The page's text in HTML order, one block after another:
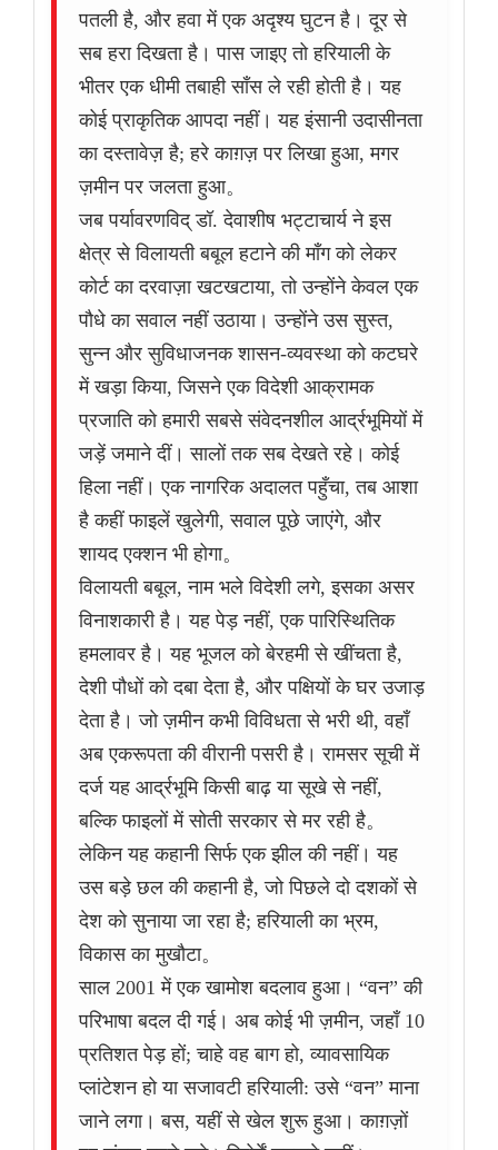
पतली है, और हवा में एक अदृश्य घुटन है। दूर से
सब हरा दिखता है। पास जाइए तो हरियाली के
भीतर एक धीमी तबाही साँस ले रही होती है। यह
कोई प्राकृतिक आपदा नहीं। यह इंसानी उदासीनता
का दस्तावेज़ है; हरे काग़ज़ पर लिखा हुआ, मगर
ज़मीन पर जलता हुआ。
जब पर्यावरणविद् डॉ. देवाशीष भट्टाचार्य ने इस
क्षेत्र से विलायती बबूल हटाने की माँग को लेकर
कोर्ट का दरवाज़ा खटखटाया, तो उन्होंने केवल एक
पौधे का सवाल नहीं उठाया। उन्होंने उस सुस्त,
सुन्न और सुविधाजनक शासन-व्यवस्था को कटघरे
में खड़ा किया, जिसने एक विदेशी आक्रामक
प्रजाति को हमारी सबसे संवेदनशील आर्द्रभूमियों में
जड़ें जमाने दीं। सालों तक सब देखते रहे। कोई
हिला नहीं। एक नागरिक अदालत पहुँचा, तब आशा
है कहीं फाइलें खुलेगी, सवाल पूछे जाएंगे, और
शायद एक्शन भी होगा。
विलायती बबूल, नाम भले विदेशी लगे, इसका असर
विनाशकारी है। यह पेड़ नहीं, एक पारिस्थितिक
हमलावर है। यह भूजल को बेरहमी से खींचता है,
देशी पौधों को दबा देता है, और पक्षियों के घर उजाड़
देता है। जो ज़मीन कभी विविधता से भरी थी, वहाँ
अब एकरूपता की वीरानी पसरी है। रामसर सूची में
दर्ज यह आर्द्रभूमि किसी बाढ़ या सूखे से नहीं,
बल्कि फाइलों में सोती सरकार से मर रही है。
लेकिन यह कहानी सिर्फ एक झील की नहीं। यह
उस बड़े छल की कहानी है, जो पिछले दो दशकों से
देश को सुनाया जा रहा है; हरियाली का भ्रम,
विकास का मुखौटा。
साल 2001 में एक खामोश बदलाव हुआ। “वन” की
परिभाषा बदल दी गई। अब कोई भी ज़मीन, जहाँ 10
प्रतिशत पेड़ हों; चाहे वह बाग हो, व्यावसायिक
प्लांटेशन हो या सजावटी हरियाली: उसे “वन” माना
जाने लगा। बस, यहीं से खेल शुरू हुआ। काग़ज़ों